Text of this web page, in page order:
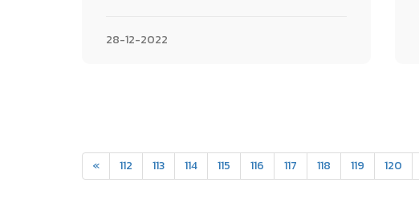
28-12-2022
« 112 113 114 115 116 117 118 119 120